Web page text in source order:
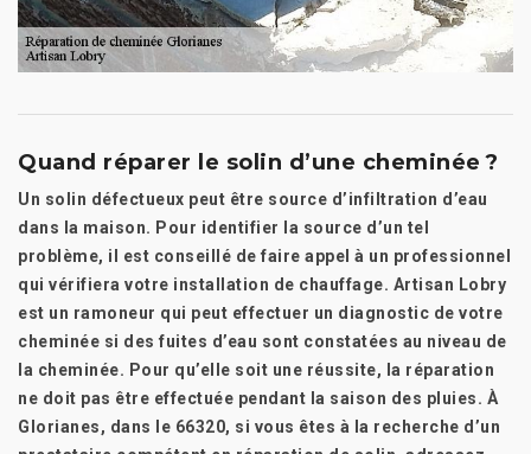
Quand réparer le solin d’une cheminée ?
Un solin défectueux peut être source d’infiltration d’eau
dans la maison. Pour identifier la source d’un tel
problème, il est conseillé de faire appel à un professionnel
qui vérifiera votre installation de chauffage. Artisan Lobry
est un ramoneur qui peut effectuer un diagnostic de votre
cheminée si des fuites d’eau sont constatées au niveau de
la cheminée. Pour qu’elle soit une réussite, la réparation
ne doit pas être effectuée pendant la saison des pluies. À
Glorianes, dans le 66320, si vous êtes à la recherche d’un